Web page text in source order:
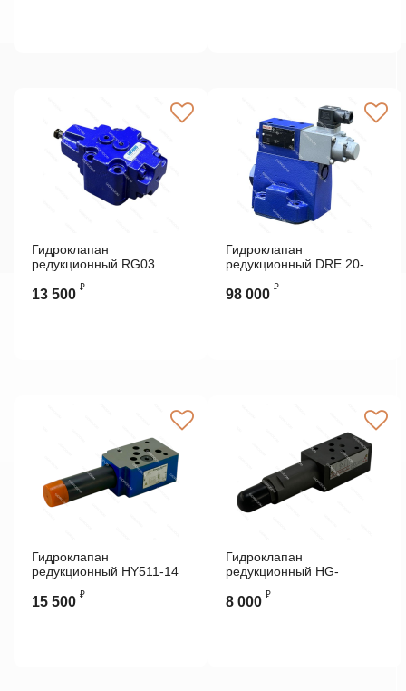
Гидроклапан
редукционный RG03
13 500 ₽
Гидроклапан
редукционный DRE 20-
98 000 ₽
Гидроклапан
редукционный HY511-14
15 500 ₽
Гидроклапан
редукционный HG-
8 000 ₽